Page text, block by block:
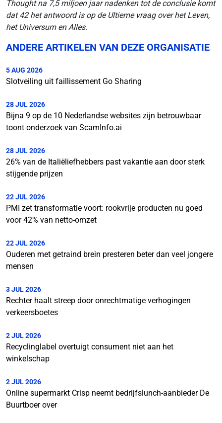
Thought na 7,5 miljoen jaar nadenken tot de conclusie komt
dat 42 het antwoord is op de Ultieme vraag over het Leven,
het Universum en Alles.
ANDERE ARTIKELEN VAN DEZE ORGANISATIE
5 AUG 2026
Slotveiling uit faillissement Go Sharing
28 JUL 2026
Bijna 9 op de 10 Nederlandse websites zijn betrouwbaar
toont onderzoek van ScamInfo.ai
28 JUL 2026
26% van de Italiëliefhebbers past vakantie aan door sterk
stijgende prijzen
22 JUL 2026
PMI zet transformatie voort: rookvrije producten nu goed
voor 42% van netto-omzet
22 JUL 2026
Ouderen met getraind brein presteren beter dan veel jongere
mensen
3 JUL 2026
Rechter haalt streep door onrechtmatige verhogingen
verkeersboetes
2 JUL 2026
Recyclinglabel overtuigt consument niet aan het
winkelschap
2 JUL 2026
Online supermarkt Crisp neemt bedrijfslunch-aanbieder De
Buurtboer over